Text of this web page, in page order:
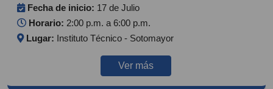
Fecha de inicio: 17 de Julio
Horario: 2:00 p.m. a 6:00 p.m.
Lugar: Instituto Técnico - Sotomayor
Ver más